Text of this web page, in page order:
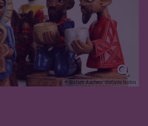
© Bistum Aachen/ Stefanie Nobis